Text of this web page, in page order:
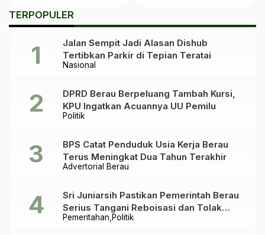
TERPOPULER
Nasional
Jalan Sempit Jadi Alasan Dishub
Tertibkan Parkir di Tepian Teratai
Politik
DPRD Berau Berpeluang Tambah Kursi,
KPU Ingatkan Acuannya UU Pemilu
Advertorial Berau
BPS Catat Penduduk Usia Kerja Berau
Terus Meningkat Dua Tahun Terakhir
Pemeritahan Politik
Sri Juniarsih Pastikan Pemerintah Berau
Serius Tangani Reboisasi dan Tolak
Praktik Ilegal